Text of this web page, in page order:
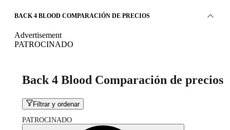
BACK 4 BLOOD COMPARACIÓN DE PRECIOS
Advertisement
PATROCINADO
Back 4 Blood Comparación de precios
Filtrar y ordenar
PATROCINADO